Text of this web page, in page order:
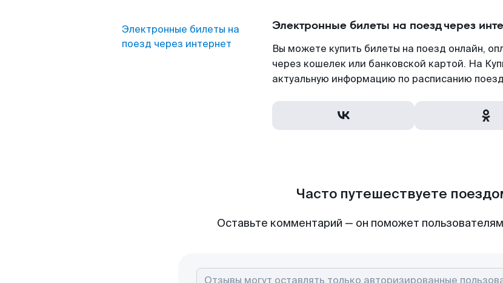
Электронные билеты на
поезд через интернет
Электронные билеты на поезд через
Вы можете купить билеты на поезд онлайн,
через кошелек или банковской картой. На
актуальную информацию по расписанию
Часто путешествуете
Оставьте комментарий — он поможет